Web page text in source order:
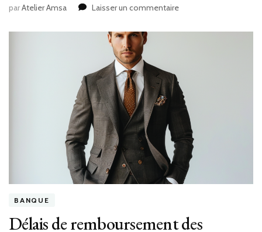
parAtelier Amsa Laisser un commentairesur
faire
bien
être,
yoga,
retraite
voyage
zen
BANQUE
Délais de remboursement des